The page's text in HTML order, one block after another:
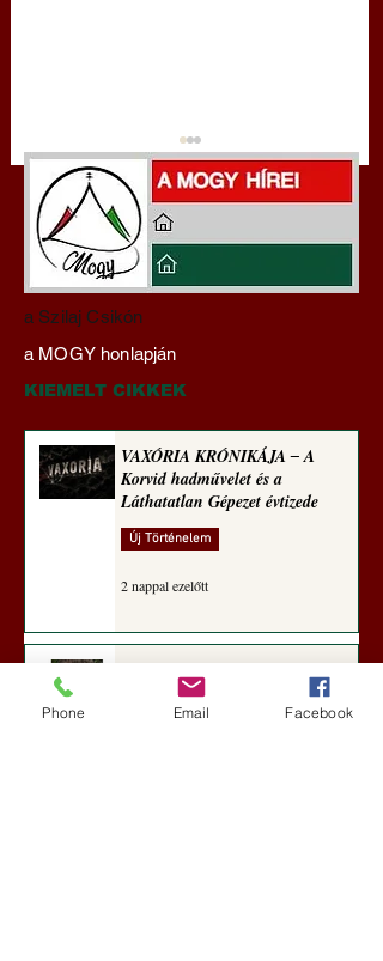
Darai Lajos:
Naplóbölcsességeim
(2023)
a Szilaj Csikón
a MOGY honlapján
KIEMELT CIKKEK
VAXÓRIA KRÓNIKÁJA ‒ A
Korvid hadművelet és a
Láthatatlan Gépezet évtizede
Új Történelem
2 nappal ezelőtt
Darai Lajos: Naplóbölcsességeim
Phone Email Facebook